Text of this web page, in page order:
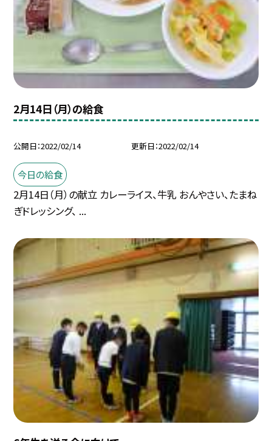
2月14日（月）の給食
公開日 2022/02/14 更新日 2022/02/14
今日の給食
2月14日（月）の献立 カレーライス、牛乳 おんやさい、たまね
ぎドレッシング、 ...